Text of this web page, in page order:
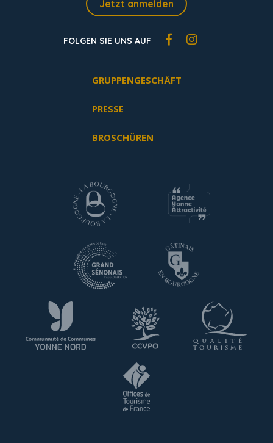
Jetzt anmelden
FOLGEN SIE UNS AUF
GRUPPENGESCHÄFT
PRESSE
BROSCHÜREN